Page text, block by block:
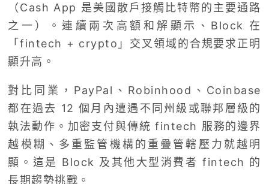
（Cash App 是美國散戶接觸比特幣的主要通路
之一）。連續兩次高額和解顯示、Block 在
「fintech + crypto」交叉領域的合規要求正明
顯升高。
對比同業，PayPal、Robinhood、Coinbase
都在過去 12 個月內遭遇不同州級或聯邦層級的
執法動作。加密支付與傳統 fintech 服務的邊界
越模糊、多重監管機構的重疊管轄壓力就越明
顯。這是 Block 及其他大型消費者 fintech 的
長期趨勢挑戰。